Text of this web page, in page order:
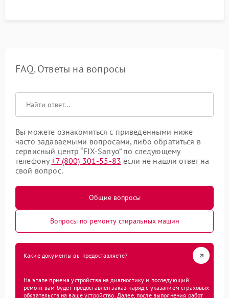
FAQ. Ответы на вопросы
Вы можете ознакомиться с приведенными ниже
часто задаваемыми вопросами, либо обратиться в
сервисный центр “FIX-Sanyo” по следующему
телефону+7 (800) 301-55-83 если не нашли ответ на
свой вопрос.
Общие вопросы
Вопросы по ремонту стиральных машин
Какие документы вы предоставляете?
На этапе приема устройства на диагностику и последующий
ремонт вам будет предоставлен заказ-наряд с указанием страховых
обязательств на ваше устройство. Далее, после выполнения работ